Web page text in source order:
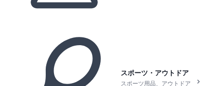
スポーツ・アウトドア
スポーツ用品、アウトドア